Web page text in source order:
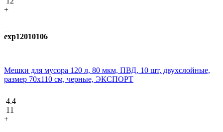
+
exp12010106
Мешки для мусора 120 л, 80 мкм, ПВД, 10 шт, двухслойные,
размер 70х110 см, черные, ЭКСПОРТ
4.4
11
+